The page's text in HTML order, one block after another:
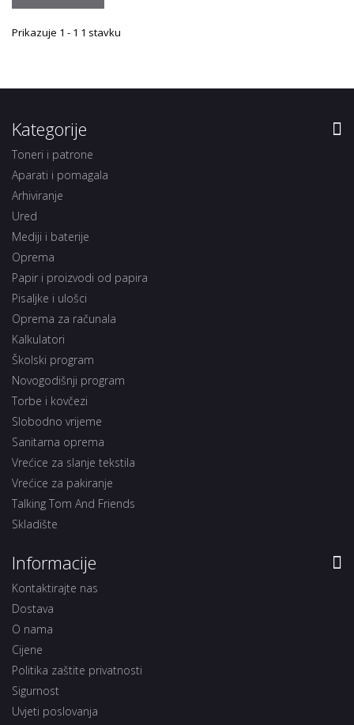
Prikazuje 1 - 1 1 stavku
Kategorije
Toneri i patrone
Aparati i pomagala
Arhiviranje
Ured
Mediji i baterije
Oprema
Papir i proizvodi od papira
Pisaljke i ulošci
Oprema za računala
Kalkulatori
Školski program
Novogodišnji program
Torbe i kovčezi
Slobodno vrijeme
Sanitarna oprema
Vrećice za slanje tekstila
Vrećice za pakiranje
Talking Tom And Friends
Skladište
Informacije
Kontaktirajte nas
Dostava
O nama
Cijene
Politika zaštite privatnosti
Sigurnost
Uvjeti poslovanja